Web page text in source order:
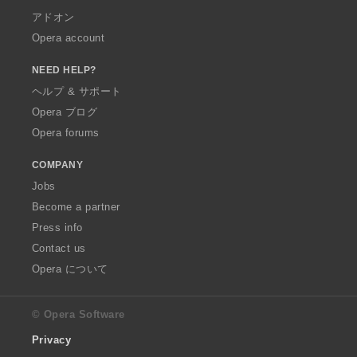
アドオン
Opera account
NEED HELP?
ヘルプ & サポート
Opera ブログ
Opera forums
COMPANY
Jobs
Become a partner
Press info
Contact us
Opera について
© Opera Software
Privacy